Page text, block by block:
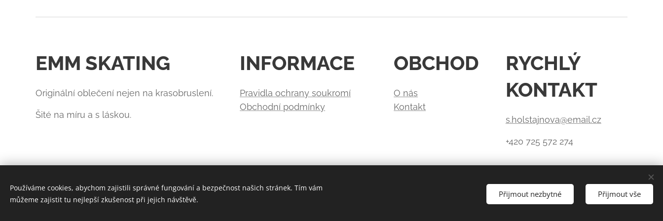
EMM SKATING
Originální oblečení nejen na krasobruslení.
Šité na míru a s láskou.
INFORMACE
Pravidla ochrany soukromí
Obchodní podmínky
OBCHOD
O nás
Kontakt
RYCHLÝ
KONTAKT
s.holstajnova@email.cz
+420 725 572 274
Používáme cookies, abychom zajistili správné fungování a bezpečnost našich stránek. Tím vám
můžeme zajistit tu nejlepší zkušenost při jejich návštěvě.
Přijmout nezbytné Přijmout vše